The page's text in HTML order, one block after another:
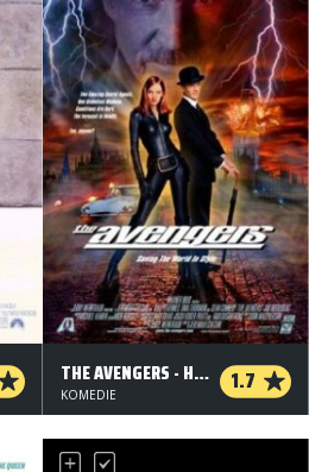
THE AVENGERS - HÆVNERE I KJOLE OG HVIDT 1.7
KOMEDIE